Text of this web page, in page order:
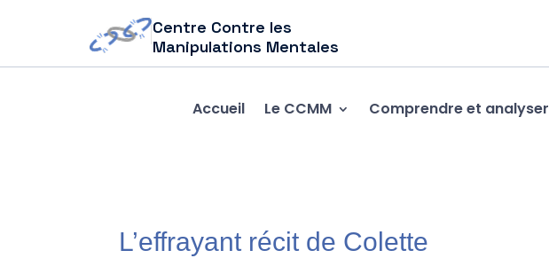
Centre Contre les
Manipulations Mentales
Accueil Le CCMM Comprendre et analyser
L’effrayant récit de Colette